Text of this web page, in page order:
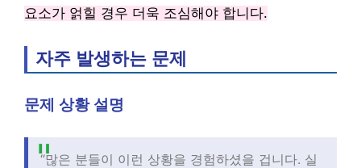
요소가 얽힐 경우 더욱 조심해야 합니다.
자주 발생하는 문제
문제 상황 설명
“많은 분들이 이런 상황을 경험하셨을 겁니다. 실